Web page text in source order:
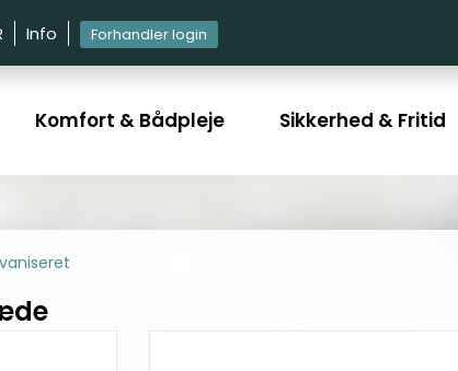
Info Forhandler login
Komfort & Bådpleje Sikkerhed & Fritid